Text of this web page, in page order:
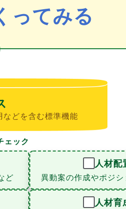
ってみる
などを含む標準機能
ェック
ど
人材配
異動案の作成やポジ
人材育